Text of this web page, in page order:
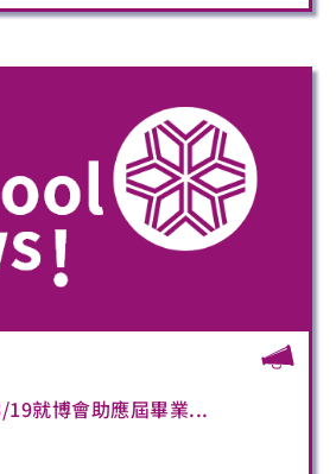
就博會助應屆畢業...